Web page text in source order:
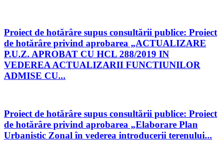
Proiect de hotărâre supus consultării publice: Proiect
de hotărâre privind aprobarea „ACTUALIZARE
P.U.Z. APROBAT CU HCL 288/2019 IN
VEDEREA ACTUALIZARII FUNCTIUNILOR
ADMISE CU...
Proiect de hotărâre supus consultării publice: Proiect
de hotărâre privind aprobarea „Elaborare Plan
Urbanistic Zonal în vederea introducerii terenului...